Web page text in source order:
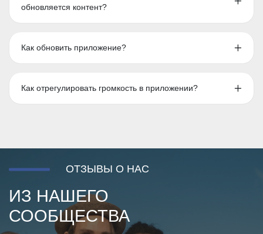
обновляется контент?
Как обновить приложение?
Как отрегулировать громкость в приложении?
ОТЗЫВЫ О НАС
ИЗ НАШЕГО
СООБЩЕСТВА